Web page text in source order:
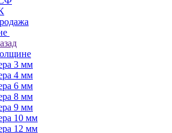
3 мм
4 мм
6 мм
8 мм
9 мм
10 мм
12 мм